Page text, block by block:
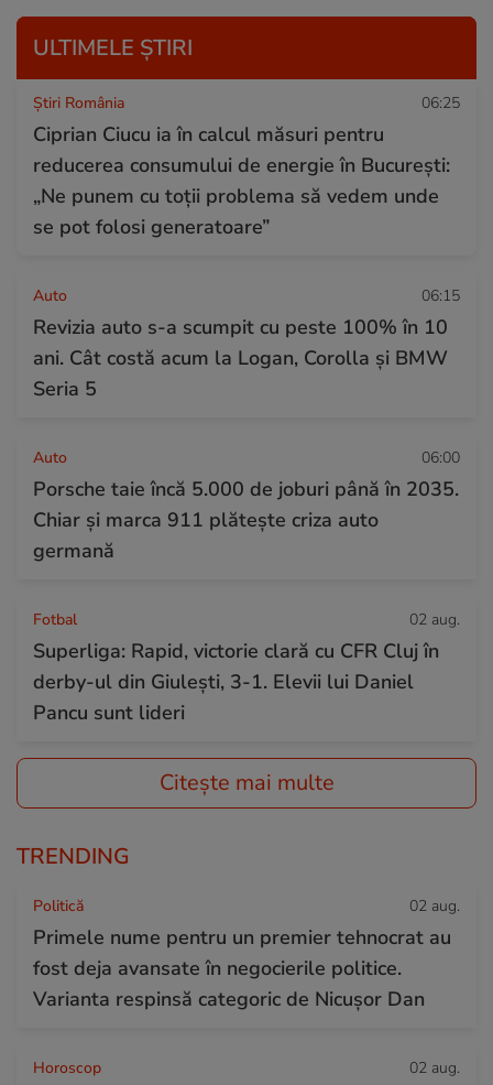
ULTIMELE ȘTIRI
Știri România 06:25
Ciprian Ciucu ia în calcul măsuri pentru
reducerea consumului de energie în București:
„Ne punem cu toţii problema să vedem unde
se pot folosi generatoare”
Auto 06:15
Revizia auto s-a scumpit cu peste 100% în 10
ani. Cât costă acum la Logan, Corolla și BMW
Seria 5
Auto 06:00
Porsche taie încă 5.000 de joburi până în 2035.
Chiar și marca 911 plătește criza auto
germană
Fotbal 02 aug.
Superliga: Rapid, victorie clară cu CFR Cluj în
derby-ul din Giulești, 3-1. Elevii lui Daniel
Pancu sunt lideri
Citește mai multe
TRENDING
Politică 02 aug.
Primele nume pentru un premier tehnocrat au
fost deja avansate în negocierile politice.
Varianta respinsă categoric de Nicușor Dan
Horoscop 02 aug.